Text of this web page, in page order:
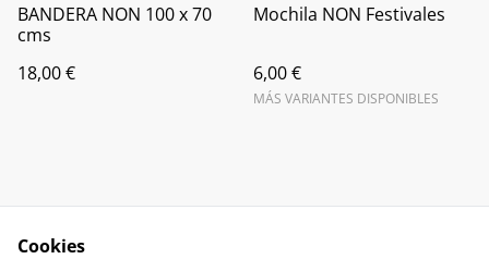
BANDERA NON 100 x 70
cms
18,00 €
Mochila NON Festivales
6,00 €
MÁS VARIANTES DISPONIBLES
Cookies